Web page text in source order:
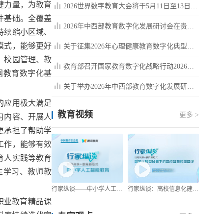
力量，为教育
基础。全覆盖
缩小区域、
式，能够更好
校园管理、教
教育数字化基
用极大满足
内容、开展人
承担了帮助学
作，能够有效
人实践等教育
学习、教师教
业教育精品课
教育视频 更多 >
行家纵谈——中小学人工智能教育 行家纵谈：高校信息化建设从“业务提效”走向“教育赋能”